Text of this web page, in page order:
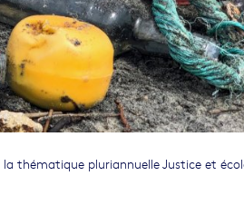
thématique pluriannuelle Justice et